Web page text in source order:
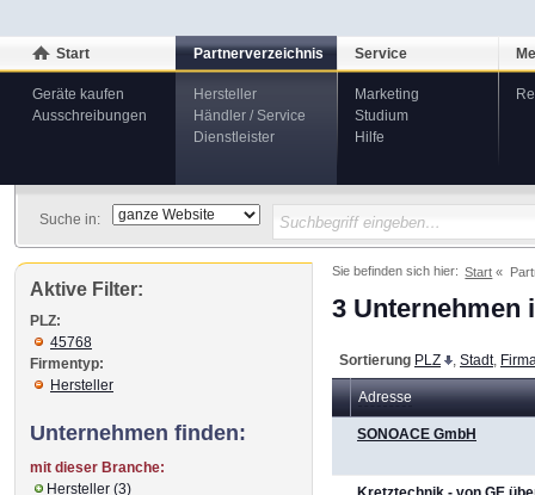
Start
Geräte kaufen
Ausschreibungen
Partnerverzeichnis
Hersteller
Händler / Service
Dienstleister
Service
Marketing
Studium
Hilfe
Suche in:
Sie befinden sich hier: Start
3 Unternehmen
Sortierung PLZ Stadt,
Adresse
SONOACE GmbH
Aktive Filter:
PLZ:
45768
Firmentyp:
Hersteller
Unternehmen finden:
mit dieser Branche:
Hersteller (3)